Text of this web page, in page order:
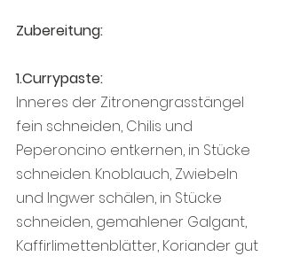
Zubereitung:
1.Currypaste:
Inneres der Zitronengrasstängel
fein schneiden, Chilis und
Peperoncino entkernen, in Stücke
schneiden. Knoblauch, Zwiebeln
und Ingwer schälen, in Stücke
schneiden, gemahlener Galgant,
Kaffirlimettenblätter, Koriander gut